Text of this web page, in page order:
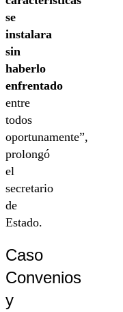
se
instalara
sin
haberlo
enfrentado
entre
todos
oportunamente”,
prolongó
el
secretario
de
Estado.
Caso
Convenios
y